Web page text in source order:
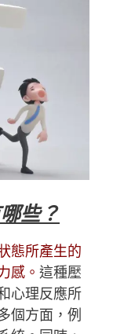
些？
態所產生的
感。 這種壓
心理反應所
個方面，例